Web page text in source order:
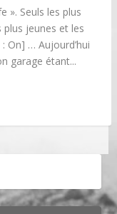
». Seuls les plus
jeunes et les
On] … Aujourd’hui
garage étant...